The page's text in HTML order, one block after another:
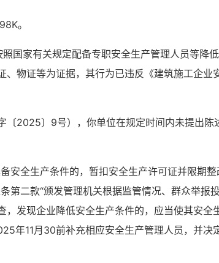
。
国家有关规定配备专职安全生产管理人员等降
、物证等为证据，其行为已违反 《建筑施工企业
〔2025〕 9号），你单位在规定时间内未提出陈
安全生产条件的，暂扣安全生产许可证并限期
第二款“颁发管理机关根据监管情况、群众举报
发现企业降低安全生产条件的，应当使其安全
年11月30前补充相应安全生产管理人员 ， 并决